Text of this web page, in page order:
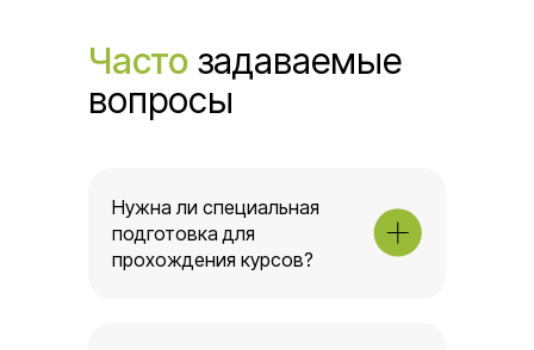
Часто задаваемые
вопросы
Нужна ли специальная
подготовка для
прохождения курсов?